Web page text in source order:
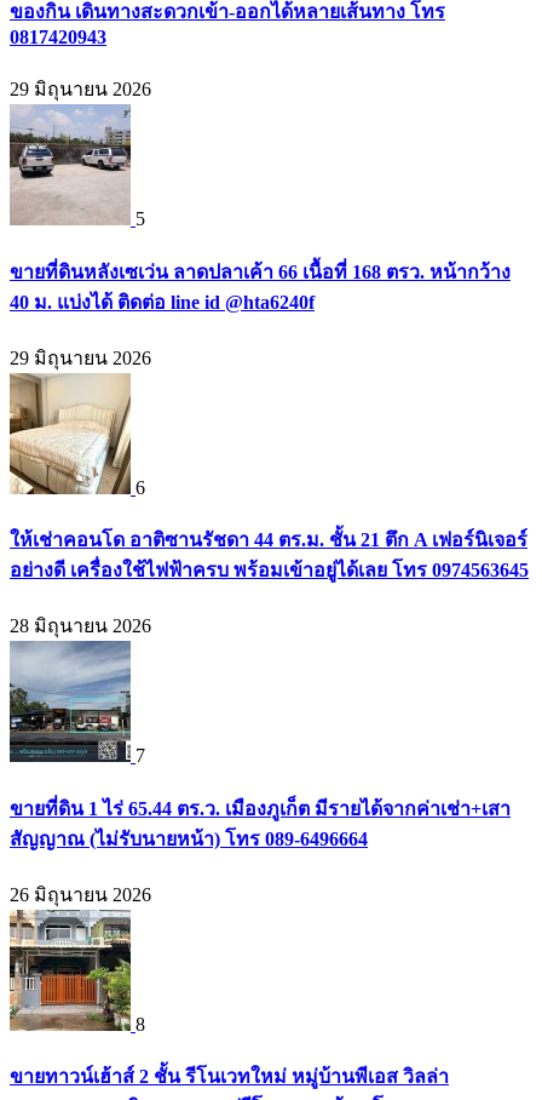
ของกิน เดินทางสะดวกเข้า-ออกได้หลายเส้นทาง โทร
0817420943
29 มิถุนายน 2026
5
ขายที่ดินหลังเซเว่น ลาดปลาเค้า 66 เนื้อที่ 168 ตรว. หน้ากว้าง
40 ม. แบ่งได้ ติดต่อ line id @hta6240f
29 มิถุนายน 2026
6
ให้เช่าคอนโด อาติซานรัชดา 44 ตร.ม. ชั้น 21 ตึก A เฟอร์นิเจอร์
อย่างดี เครื่องใช้ไฟฟ้าครบ พร้อมเข้าอยู่ได้เลย โทร 0974563645
28 มิถุนายน 2026
7
ขายที่ดิน 1 ไร่ 65.44 ตร.ว. เมืองภูเก็ต มีรายได้จากค่าเช่า+เสา
สัญญาณ (ไม่รับนายหน้า) โทร 089-6496664
26 มิถุนายน 2026
8
ขายทาวน์เฮ้าส์ 2 ชั้น รีโนเวทใหม่ หมู่บ้านพีเอส วิลล่า